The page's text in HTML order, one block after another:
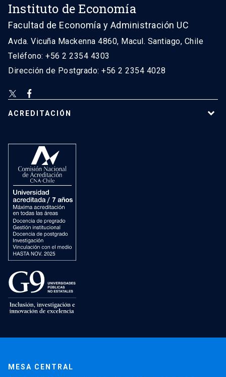
Instituto de Economía
Facultad de Economía y Administración UC
Avda. Vicuña Mackenna 4860, Macul. Santiago, Chile
Teléfono: +56 2 2354 4303
Dirección de Postgrado: +56 2 2354 4028
ACREDITACIÓN
MESA CENTRAL